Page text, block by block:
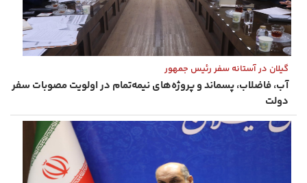
گیلان در آستانه سفر رئیس ‌جمهور
آب، فاضلاب، پسماند و پروژه‌های نیمه‌تمام در اولویت مصوبات سفر
دولت